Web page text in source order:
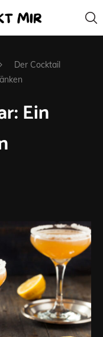
Der Cocktail
Ein